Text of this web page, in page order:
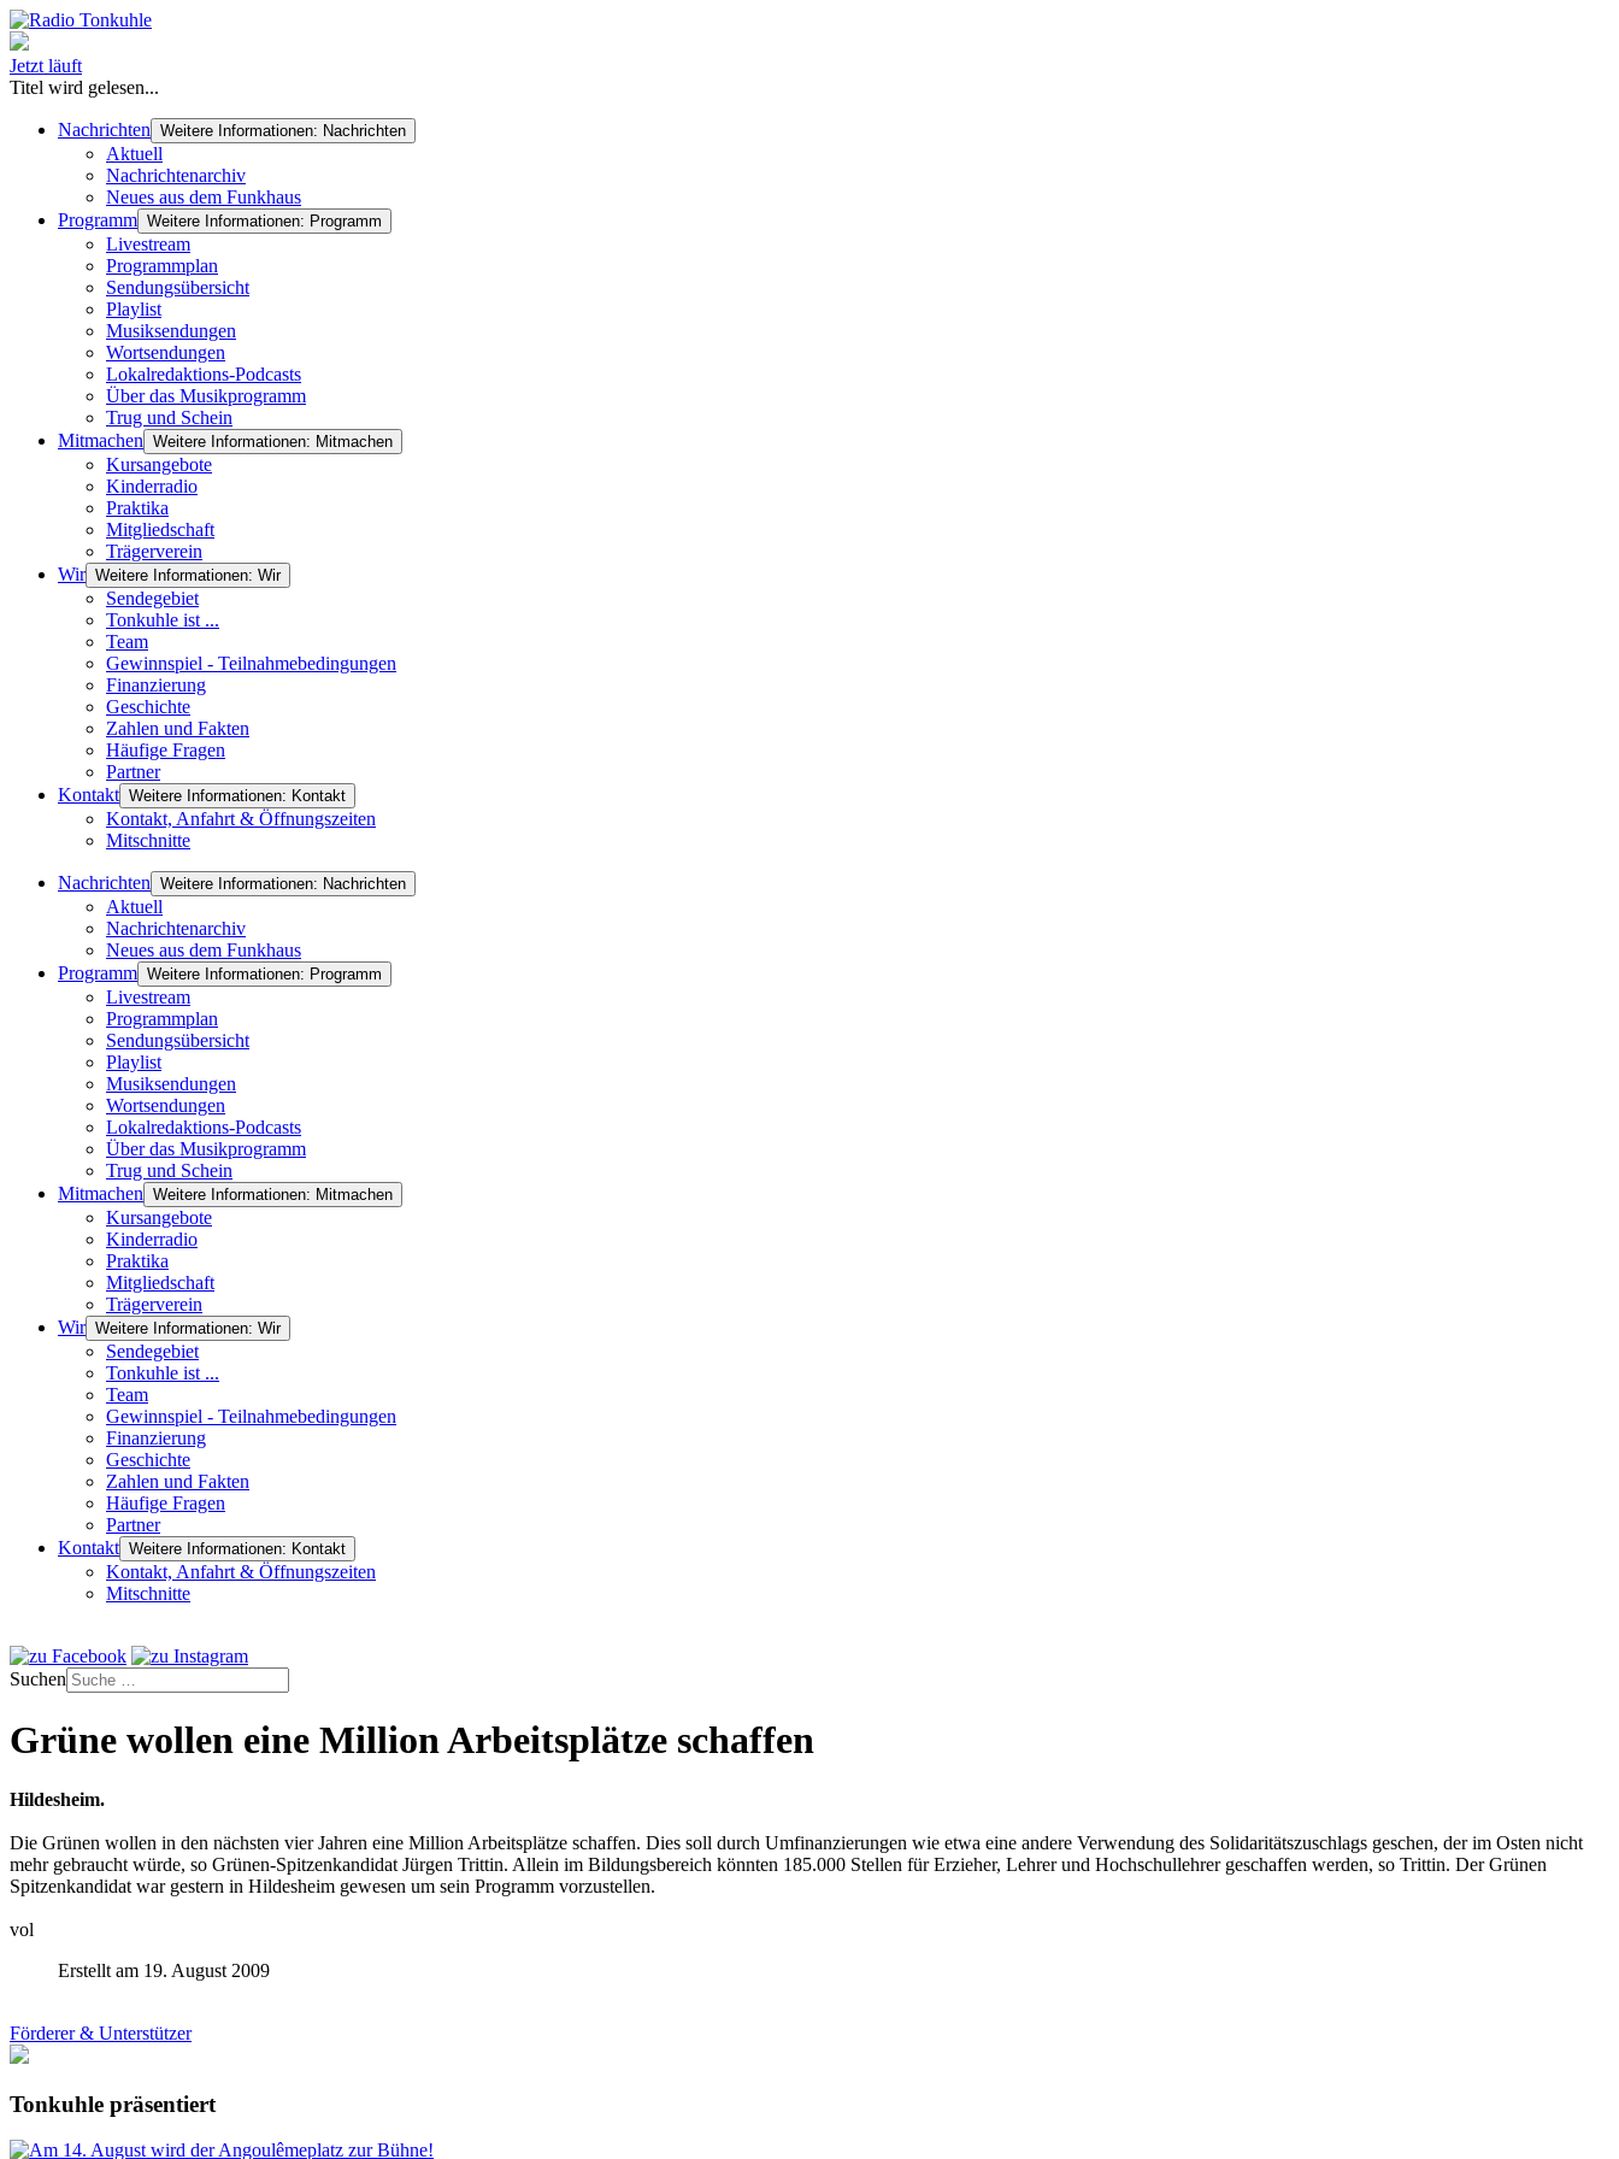
Jetzt läuft
Titel wird gelesen...
Nachrichten Weitere Informationen: Nachrichten
Aktuell
Nachrichtenarchiv
Neues aus dem Funkhaus
Programm Weitere Informationen: Programm
Livestream
Programmplan
Sendungsübersicht
Playlist
Musiksendungen
Wortsendungen
Lokalredaktions-Podcasts
Über das Musikprogramm
Trug und Schein
Mitmachen Weitere Informationen: Mitmachen
Kursangebote
Kinderradio
Praktika
Mitgliedschaft
Trägerverein
Wir Weitere Informationen: Wir
Sendegebiet
Tonkuhle ist ...
Team
Gewinnspiel - Teilnahmebedingungen
Finanzierung
Geschichte
Zahlen und Fakten
Häufige Fragen
Partner
Kontakt Weitere Informationen: Kontakt
Kontakt, Anfahrt & Öffnungszeiten
Mitschnitte
Nachrichten Weitere Informationen: Nachrichten
Aktuell
Nachrichtenarchiv
Neues aus dem Funkhaus
Programm Weitere Informationen: Programm
Livestream
Programmplan
Sendungsübersicht
Playlist
Musiksendungen
Wortsendungen
Lokalredaktions-Podcasts
Über das Musikprogramm
Trug und Schein
Mitmachen Weitere Informationen: Mitmachen
Kursangebote
Kinderradio
Praktika
Mitgliedschaft
Trägerverein
Wir Weitere Informationen: Wir
Sendegebiet
Tonkuhle ist ...
Team
Gewinnspiel - Teilnahmebedingungen
Finanzierung
Geschichte
Zahlen und Fakten
Häufige Fragen
Partner
Kontakt Weitere Informationen: Kontakt
Kontakt, Anfahrt & Öffnungszeiten
Mitschnitte
Suchen
Grüne wollen eine Million Arbeitsplätze schaffen
Hildesheim.
Die Grünen wollen in den nächsten vier Jahren eine Million Arbeitsplätze schaffen. Dies soll durch Umfinanzierungen wie etwa eine andere Verwendung des Solidaritätszuschlags geschen, der im Osten nicht
mehr gebraucht würde, so Grünen-Spitzenkandidat Jürgen Trittin. Allein im Bildungsbereich könnten 185.000 Stellen für Erzieher, Lehrer und Hochschullehrer geschaffen werden, so Trittin. Der Grünen
Spitzenkandidat war gestern in Hildesheim gewesen um sein Programm vorzustellen.
vol
Erstellt am 19. August 2009
Förderer & Unterstützer
Tonkuhle präsentiert